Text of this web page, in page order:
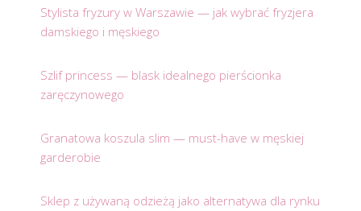
Stylista fryzury w Warszawie — jak wybrać fryzjera
damskiego i męskiego
Szlif princess — blask idealnego pierścionka
zaręczynowego
Granatowa koszula slim — must-have w męskiej
garderobie
Sklep z używaną odzieżą jako alternatywa dla rynku